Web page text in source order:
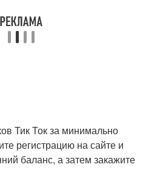
Тик Ток за минимально
регистрацию на сайте и
баланс, а затем закажите